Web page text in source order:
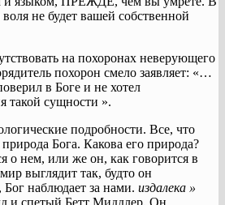
не будет вашей собственной
на похоронах неверующего
похорон смело заявляет: «…
в Боге и не хотел
такой сущности ».
подробности. Все, что
Бога. Какова его природа?
о нем, или же он, как говорится в
выглядит так, будто он
наблюдает за нами. издалека »
и спетый Бетт Миддлер. Он